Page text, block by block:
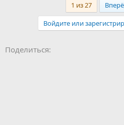
1 из 27
Войдите или
Поделиться: